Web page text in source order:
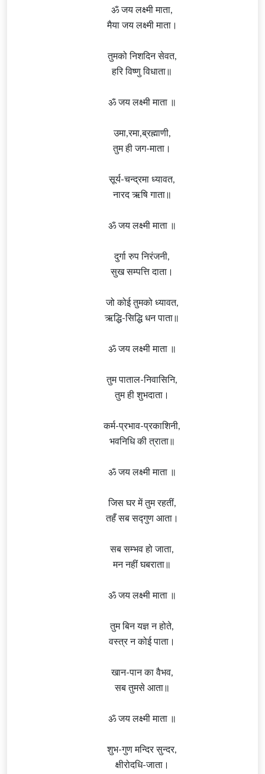
ॐ जय लक्ष्मी माता,
मैया जय लक्ष्मी माता।
तुमको निशदिन सेवत,
हरि विष्णु विधाता॥
ॐ जय लक्ष्मी माता ॥
उमा,रमा,ब्रह्माणी,
तुम ही जग-माता।
सूर्य-चन्द्रमा ध्यावत,
नारद ऋषि गाता॥
ॐ जय लक्ष्मी माता ॥
दुर्गा रुप निरंजनी,
सुख सम्पत्ति दाता।
जो कोई तुमको ध्यावत,
ऋद्धि-सिद्धि धन पाता॥
ॐ जय लक्ष्मी माता ॥
तुम पाताल-निवासिनि,
तुम ही शुभदाता।
कर्म-प्रभाव-प्रकाशिनी,
भवनिधि की त्राता॥
ॐ जय लक्ष्मी माता ॥
जिस घर में तुम रहतीं,
तहँ सब सद्गुण आता।
सब सम्भव हो जाता,
मन नहीं घबराता॥
ॐ जय लक्ष्मी माता ॥
तुम बिन यज्ञ न होते,
वस्त्र न कोई पाता।
खान-पान का वैभव,
सब तुमसे आता॥
ॐ जय लक्ष्मी माता ॥
शुभ-गुण मन्दिर सुन्दर,
क्षीरोदधि-जाता।